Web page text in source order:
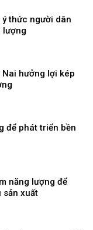
ý thức người dân
lượng
hưởng lợi kép
để phát triển bền
năng lượng để
sản xuất